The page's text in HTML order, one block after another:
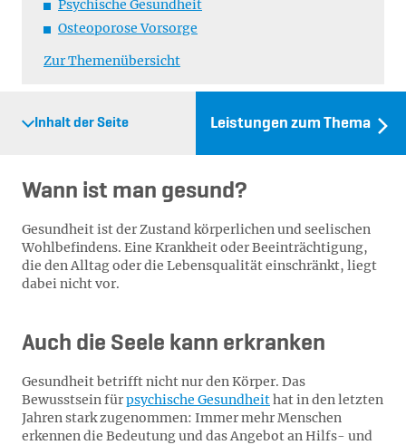
Psychische Gesundheit
Osteoporose Vorsorge
Zur Themenübersicht
Inhalt der Seite Leistungen zum Thema
Wann ist man gesund?
Gesundheit ist der Zustand körperlichen und seelischen
Wohlbefindens. Eine Krankheit oder Beeinträchtigung,
die den Alltag oder die Lebensqualität einschränkt, liegt
dabei nicht vor.
Auch die Seele kann erkranken
Gesundheit betrifft nicht nur den Körper. Das
Bewusstsein fürpsychische Gesundheithat in den letzten
Jahren stark zugenommen: Immer mehr Menschen
erkennen die Bedeutung und das Angebot an Hilfs- und